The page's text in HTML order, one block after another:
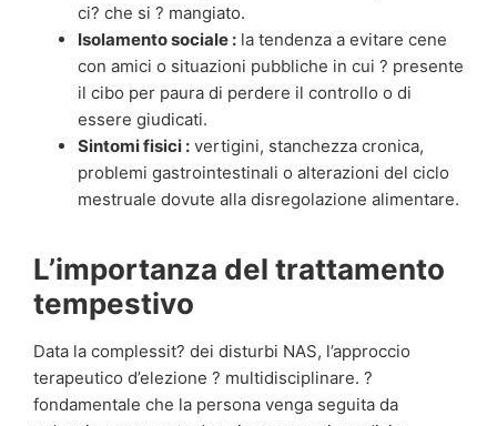
ci? che si ? mangiato.
Isolamento sociale : la tendenza a evitare cene
con amici o situazioni pubbliche in cui ? presente
il cibo per paura di perdere il controllo o di
essere giudicati.
Sintomi fisici : vertigini, stanchezza cronica,
problemi gastrointestinali o alterazioni del ciclo
mestruale dovute alla disregolazione alimentare.
L’importanza del trattamento
tempestivo
Data la complessit? dei disturbi NAS, l’approccio
terapeutico d’elezione ? multidisciplinare. ?
fondamentale che la persona venga seguita da